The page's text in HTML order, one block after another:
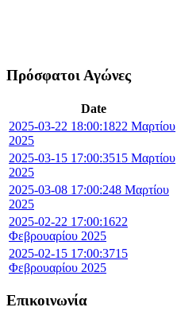
Πρόσφατοι Αγώνες
Date
2025-03-22 18:00:1822 Μαρτίου
2025
2025-03-15 17:00:3515 Μαρτίου
2025
2025-03-08 17:00:248 Μαρτίου
2025
2025-02-22 17:00:1622
Φεβρουαρίου 2025
2025-02-15 17:00:3715
Φεβρουαρίου 2025
Επικοινωνία